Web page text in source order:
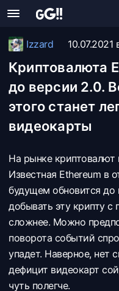
Izzard 10.07.2021
Криптовалюта
до версии 2.0.
этого станет
видеокарты
На рынке криптовалют
Известная Ethereum в
будущем обновится до
добывать эту крипту
сложнее. Можно
поворота событий
упадет. Наверное, нет
дефицит видеокарт
чуть полегче.